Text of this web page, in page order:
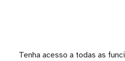
Tenha acesso a todas as